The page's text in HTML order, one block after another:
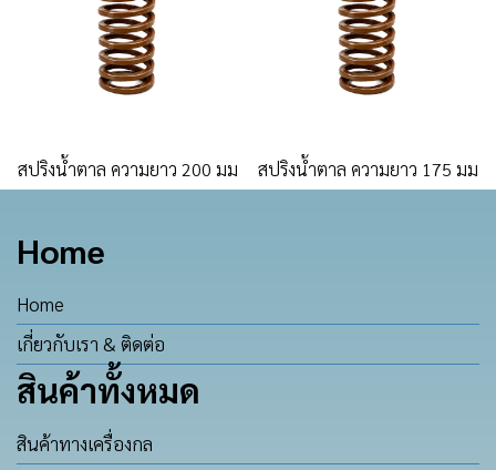
สปริงน้ำตาล ความยาว 200 มม สปริงน้ำตาล ความยาว 175 มม
Home
Home
เกี่ยวกับเรา & ติดต่อ
สินค้าทั้งหมด
สินค้าทางเครื่องกล